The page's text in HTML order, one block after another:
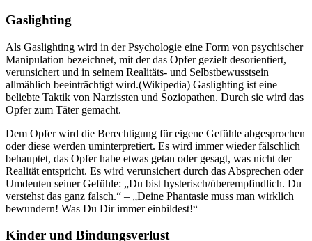
Gaslighting
Als Gaslighting wird in der Psychologie eine Form von psychischer
Manipulation bezeichnet, mit der das Opfer gezielt desorientiert,
verunsichert und in seinem Realitäts- und Selbstbewusstsein
allmählich beeinträchtigt wird.(Wikipedia) Gaslighting ist eine
beliebte Taktik von Narzissten und Soziopathen. Durch sie wird das
Opfer zum Täter gemacht.
Dem Opfer wird die Berechtigung für eigene Gefühle abgesprochen
oder diese werden uminterpretiert. Es wird immer wieder fälschlich
behauptet, das Opfer habe etwas getan oder gesagt, was nicht der
Realität entspricht. Es wird verunsichert durch das Absprechen oder
Umdeuten seiner Gefühle: „Du bist hysterisch/überempfindlich. Du
verstehst das ganz falsch.“ – „Deine Phantasie muss man wirklich
bewundern! Was Du Dir immer einbildest!“
Kinder und Bindungsverlust